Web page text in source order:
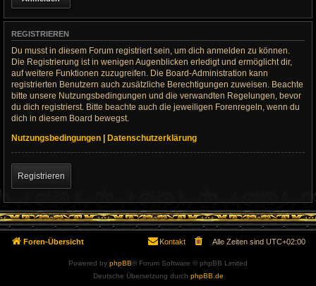
REGISTRIEREN
Du musst in diesem Forum registriert sein, um dich anmelden zu können.
Die Registrierung ist in wenigen Augenblicken erledigt und ermöglicht dir,
auf weitere Funktionen zuzugreifen. Die Board-Administration kann
registrierten Benutzern auch zusätzliche Berechtigungen zuweisen. Beachte
bitte unsere Nutzungsbedingungen und die verwandten Regelungen, bevor
du dich registrierst. Bitte beachte auch die jeweiligen Forenregeln, wenn du
dich in diesem Board bewegst.
Nutzungsbedingungen | Datenschutzerklärung
Registrieren
Foren-Übersicht Alle Zeiten sind UTC+02:00
Kontakt
Powered by phpBB® Forum Software © phpBB Limited
Deutsche Übersetzung durch phpBB.de